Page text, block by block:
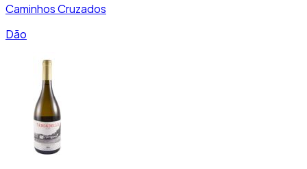
Caminhos Cruzados
Dão